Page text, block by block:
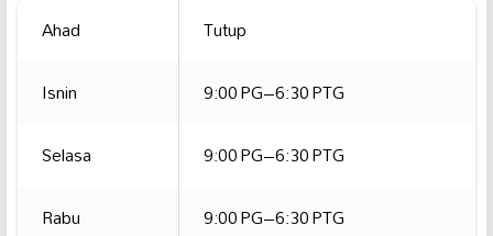
Ahad
Tutup
Isnin
9:00 PG–6:30 PTG
Selasa
9:00 PG–6:30 PTG
Rabu
9:00 PG–6:30 PTG